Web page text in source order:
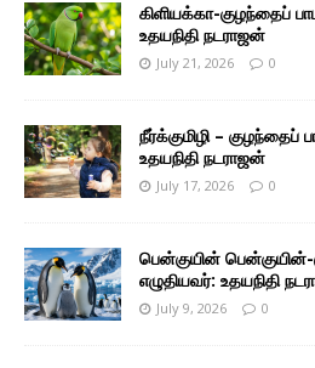
கிளியக்கா-குழந்தைப்
உதயநிதி நடராஜன்
July 21, 2026 0
நீர்க்குமிழி – குழந்தைப்
உதயநிதி நடராஜன்
July 17, 2026 0
பென்குயின்
எழுதியவர்: உதயநிதி
July 9, 2026 0